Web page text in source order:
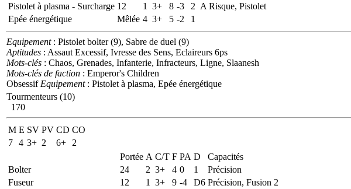
Pistolet à plasma - Surcharge 12 1 3+ 8 -3 2 A Risque, Pistolet
Epée énergétique
Mêlée 4 3+ 5 -2 1
Equipement: Pistolet bolter (9), Sabre de duel (9)
Aptitudes : Assaut Excessif, Ivresse des Sens, Eclaireurs 6ps
Mots-clés : Chaos, Grenades, Infanterie, Infracteurs, Ligne, Slaanesh
Mots-clés de faction : Emperor's Children
Obsessif Equipement: Pistolet à plasma, Epée énergétique
Tourmenteurs (10)
170
M E SV PV CD CO
7 4 3+ 2 6+
2
Portée A C/T F PA D
Capacités
Bolter
24 2 3+ 4 0 1
Précision
Fuseur
12 1 3+ 9 -4 D6 Précision, Fusion 2